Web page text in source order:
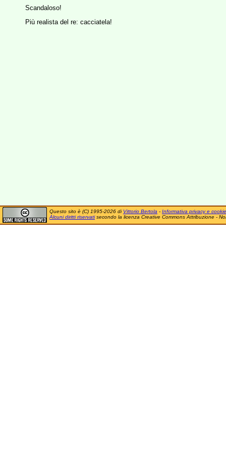
Scandaloso!
Più realista del re: cacciatela!
Questo sito è (C) 1995-2026 di Vittorio Bertola - Informativa privacy e cookie
Alcuni diritti riservatisecondo la licenza Creative Commons Attribuzione -